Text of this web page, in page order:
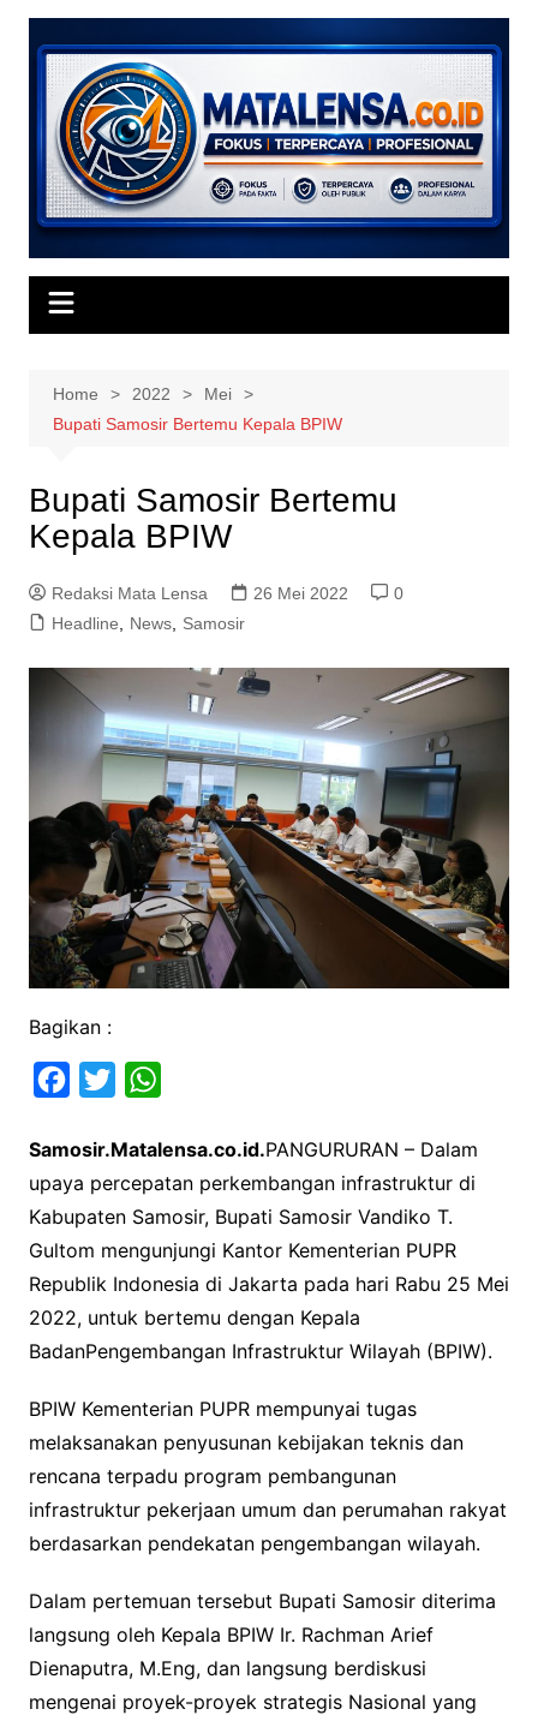
Skip
content
Home 2022
Mei
Bupati Samosir Bertemu Kepala BPIW
Bupati Samosir Bertemu
Kepala BPIW
Redaksi Mata Lensa 26 Mei 2022
0
Headline
News, Samosir
Bagikan :
c
e
b
o
o
k
i
t
t
e
r
a
t
s
A
p
p
Samosir.Matalensa.co.id.PANGURURAN – Dalam
upaya percepatan perkembangan infrastruktur di
Kabupaten Samosir, Bupati Samosir Vandiko T.
Gultom mengunjungi Kantor Kementerian PUPR
Republik Indonesia di Jakarta pada hari Rabu 25 Mei
2022, untuk bertemu dengan Kepala
BadanPengembangan Infrastruktur Wilayah (BPIW).
BPIW Kementerian PUPR mempunyai tugas
melaksanakan penyusunan kebijakan teknis dan
rencana terpadu program pembangunan
infrastruktur pekerjaan umum dan perumahan rakyat
berdasarkan pendekatan pengembangan wilayah.
Dalam pertemuan tersebut Bupati Samosir diterima
langsung oleh Kepala BPIW Ir. Rachman Arief
Dienaputra, M.Eng, dan langsung berdiskusi
mengenai proyek-proyek strategis Nasional yang